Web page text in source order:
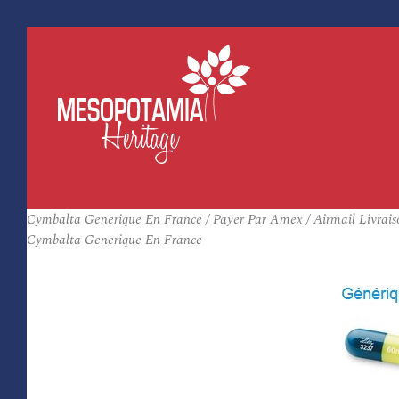
Cymbalta Generique En France / Payer Par Amex / Airmail
Cymbalta Generique En France